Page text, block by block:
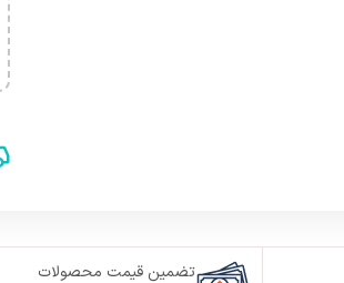
تضمین قیمت محصولات